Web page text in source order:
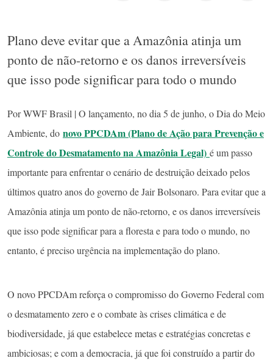
Plano deve evitar que a Amazônia atinja um
ponto de não-retorno e os danos irreversíveis
que isso pode significar para todo o mundo
Por WWF Brasil | O lançamento, no dia 5 de junho, o Dia do Meio
Ambiente, do novo PPCDAm (Plano de Ação para Prevenção e
Controle do Desmatamento na Amazônia Legal) é um passo
importante para enfrentar o cenário de destruição deixado pelos
últimos quatro anos do governo de Jair Bolsonaro. Para evitar que a
Amazônia atinja um ponto de não-retorno, e os danos irreversíveis
que isso pode significar para a floresta e para todo o mundo, no
entanto, é preciso urgência na implementação do plano.
O novo PPCDAm reforça o compromisso do Governo Federal com
o desmatamento zero e o combate às crises climática e de
biodiversidade, já que estabelece metas e estratégias concretas e
ambiciosas; e com a democracia, já que foi construído a partir do